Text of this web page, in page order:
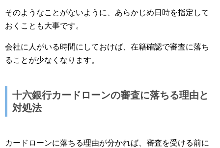
そのようなことがないように、あらかじめ日時を指定して
おくことも大事です。
会社に人がいる時間にしておけば、在籍確認で審査に落ち
ることが少なくなります。
十六銀行カードローンの審査に落ちる理由と
対処法
カードローンに落ちる理由が分かれば、審査を受ける前に